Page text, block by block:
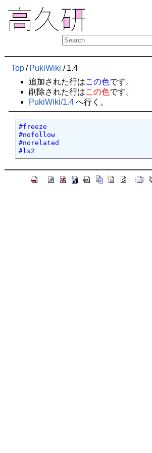
Top/ PukiWiki / 1.4
追加された行はこの色です。
削除された行はこの色です。
PukiWiki/1.4へ行く。
#freeze
#nofollow
#norelated
#ls2